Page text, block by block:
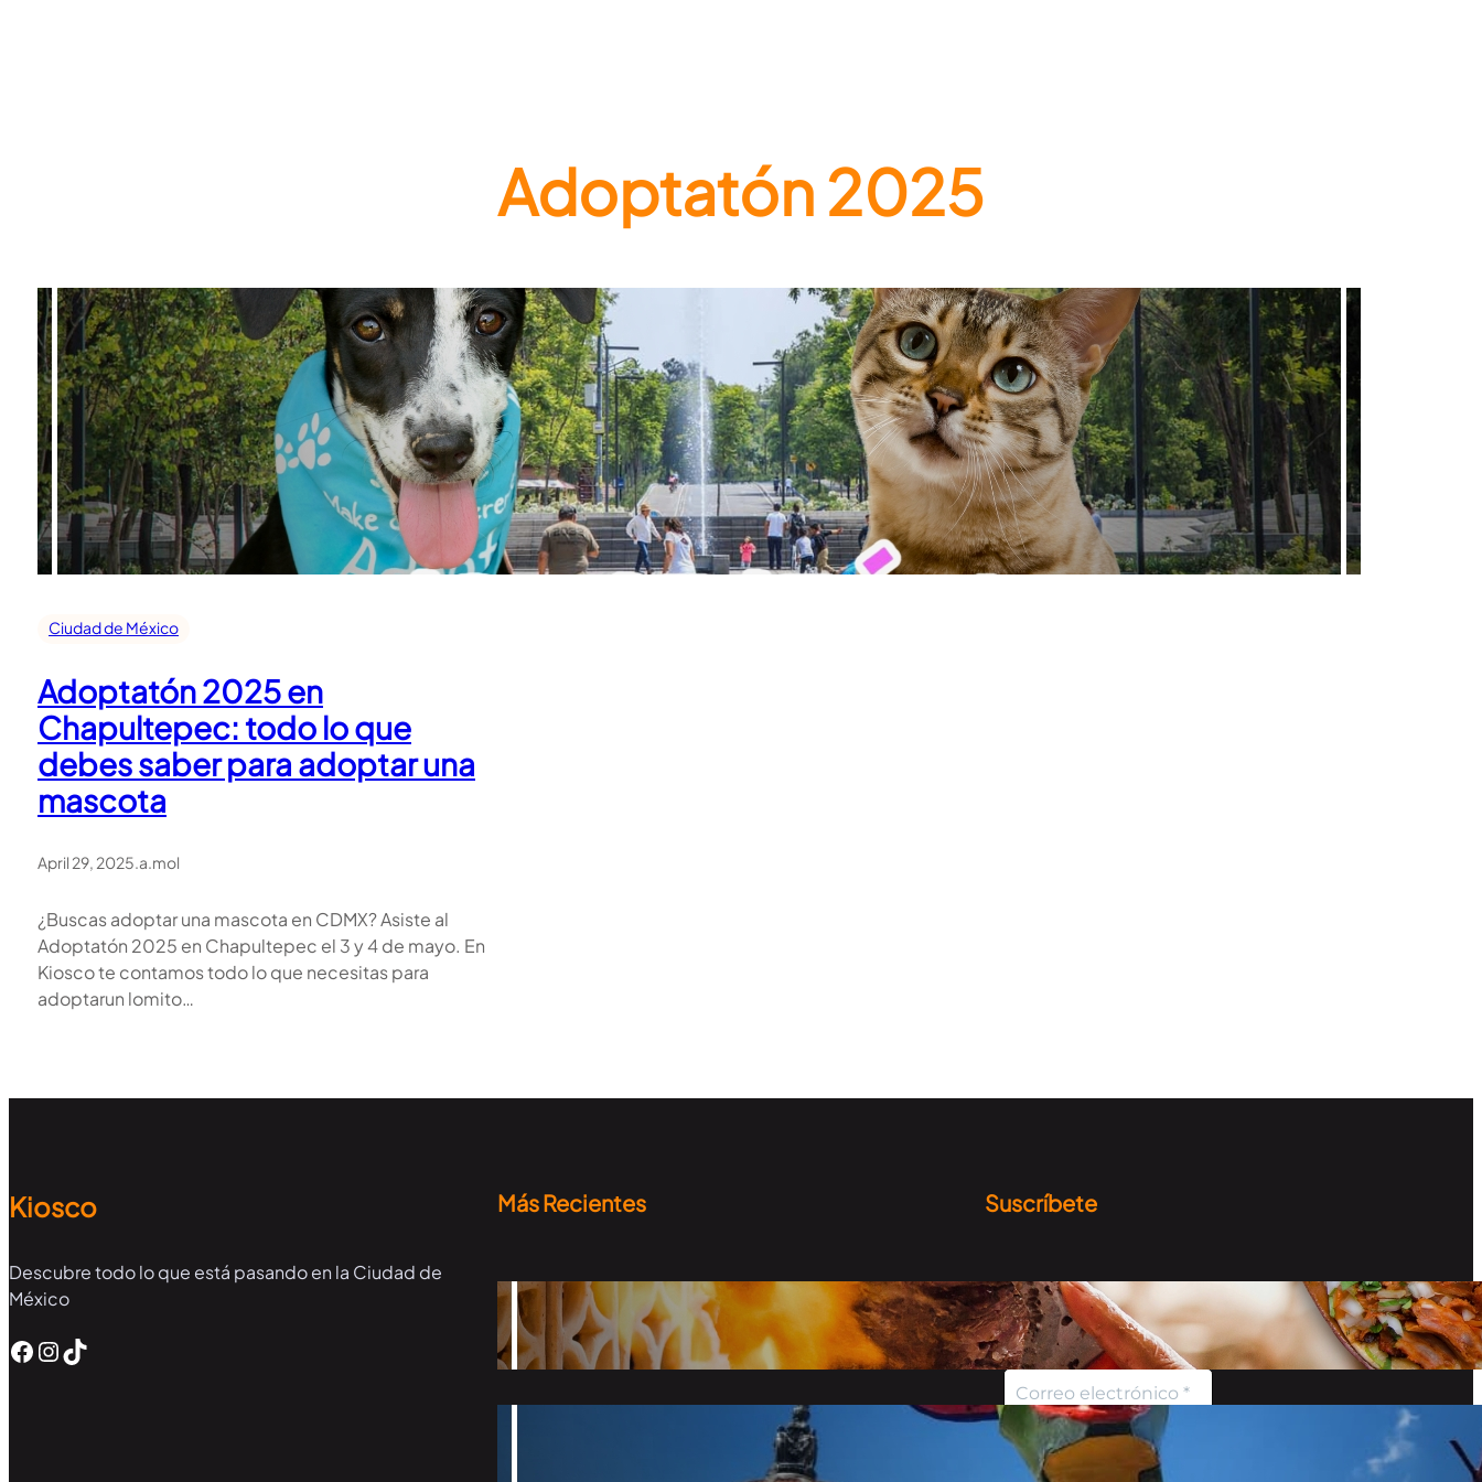
Adoptatón 2025
Ciudad de México
Adoptatón 2025 en
Chapultepec: todo lo que
debes saber para adoptar una
mascota
April 29, 2025.a.mol
¿Buscas adoptar una mascota en CDMX? Asiste al
Adoptatón 2025 en Chapultepec el 3 y 4 de mayo. En
Kiosco te contamos todo lo que necesitas para
adoptarun lomito…
Kiosco
Descubre todo lo que está pasando en la Ciudad de
México
Facebook InstagramTikTok
Más Recientes
Top taquerías que tienes que probar en la
CDMX
2026-06-24
El Desfile de Alebrijes Monumentales 2026 ya
Suscríbete
Recibe información sobre
los destinos, curiosidades y
más…